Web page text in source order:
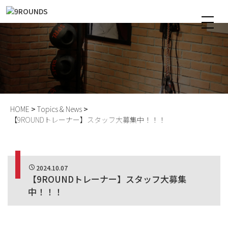
トピックス & ニュース
HOME
Topics & News
【9ROUNDトレーナー】スタッフ大募集中！！！
2024.10.07
【9ROUNDトレーナー】スタッフ大募集
中！！！